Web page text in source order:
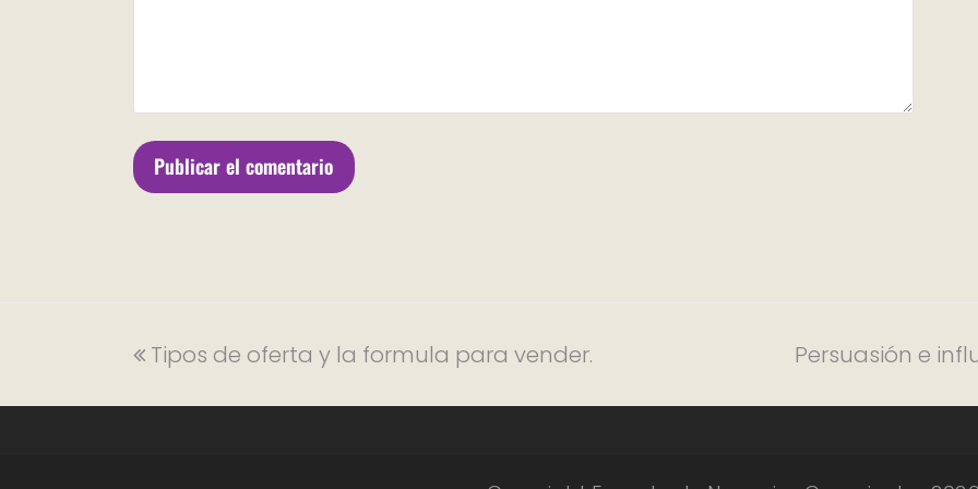
Tipos de oferta y la formula para vender. Persuasión e